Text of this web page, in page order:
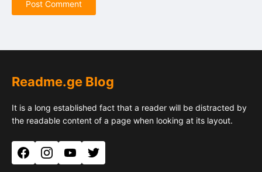
Readme.ge Blog
It is a long established fact that a reader will be distracted by
the readable content of a page when looking at its layout.
FacebookInstagramYouTubeTwitter